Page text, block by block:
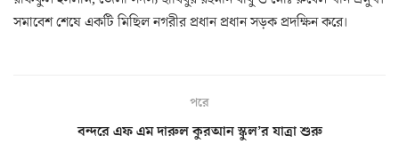
সমাবেশ শেষে একটি মিছিল নগরীর প্রধান প্রধান সড়ক প্রদক্ষিন করে।
পরে
বন্দরে এফ এম দারুল কুরআন স্কুল’র যাত্রা শুরু